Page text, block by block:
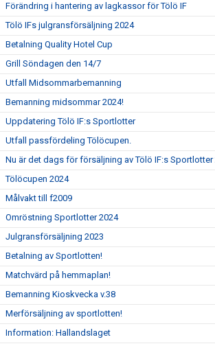
Förändring i hantering av lagkassor för Tölö IF
Tölö IFs julgransförsäljning 2024
Betalning Quality Hotel Cup
Grill Söndagen den 14/7
Utfall Midsommarbemanning
Bemanning midsommar 2024!
Uppdatering Tölö IF:s Sportlotter
Utfall passfördeling Tölöcupen.
Nu är det dags för försäljning av Tölö IF:s Sportlotter
Tölöcupen 2024
Målvakt till f2009
Omröstning Sportlotter 2024
Julgransförsäljning 2023
Betalning av Sportlotten!
Matchvärd på hemmaplan!
Bemanning Kioskvecka v.38
Merförsäljning av sportlotten!
Information: Hallandslaget